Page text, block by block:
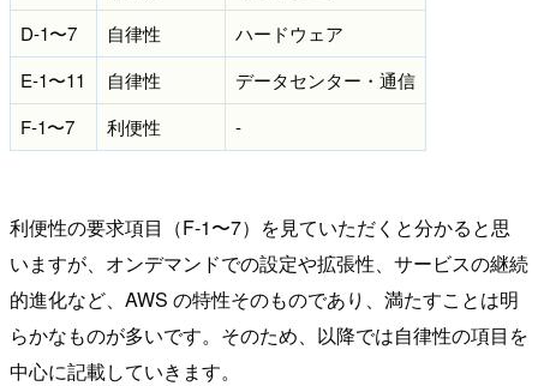
D-1〜7
自律性
ハードウェア
E-1〜11
自律性
データセンター・通信
F-1〜7
利便性 -
利便性の要求項目（F-1〜7）を見ていただくと分かると思
いますが、オンデマンドでの設定や拡張性、サービスの継続
的進化など、AWS の特性そのものであり、満たすことは明
らかなものが多いです。そのため、以降では自律性の項目を
中心に記載していきます。